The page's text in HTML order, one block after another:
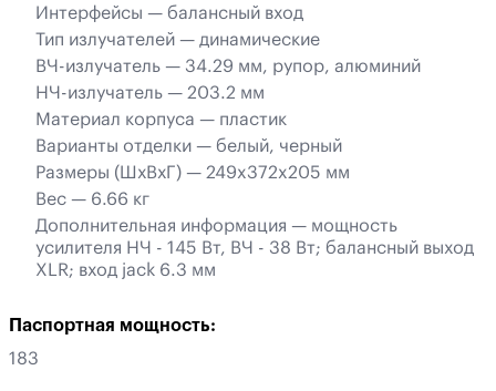
Интерфейсы — балансный вход
Тип излучателей — динамические
ВЧ-излучатель — 34.29 мм, рупор, алюминий
НЧ-излучатель — 203.2 мм
Материал корпуса — пластик
Варианты отделки — белый, черный
Размеры (ШхВхГ) — 249x372x205 мм
Вес — 6.66 кг
Дополнительная информация — мощность
усилителя НЧ - 145 Вт, ВЧ - 38 Вт; балансный выход
XLR; вход jack 6.3 мм
Паспортная мощность:
183